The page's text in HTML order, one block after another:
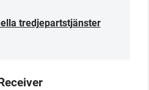
tredjepartstjänster